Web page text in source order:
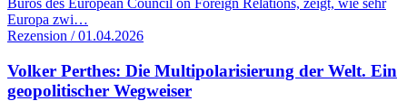
Büros des European Council on Foreign Relations, zeigt, wie sehr
Europa zwi…
Rezension / 01.04.2026
Volker Perthes: Die Multipolarisierung der Welt. Ein
geopolitischer Wegweiser